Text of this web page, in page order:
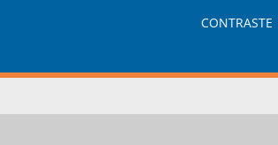
CONTRASTE